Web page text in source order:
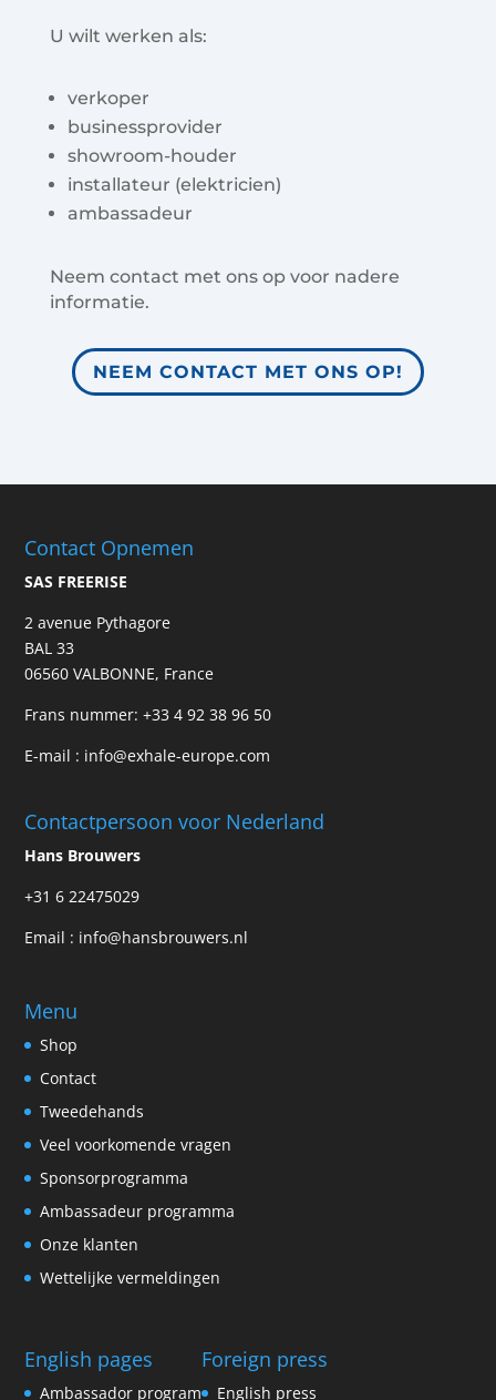
U wilt werken als:
verkoper
businessprovider
showroom-houder
installateur (elektricien)
ambassadeur
Neem contact met ons op voor nadere
informatie.
NEEM CONTACT MET ONS OP!
Contact Opnemen
SAS FREERISE
2 avenue Pythagore
BAL 33
06560 VALBONNE, France
Frans nummer:+33 4 92 38 96 50
E-mail : info@exhale-europe.com
Contactpersoon voor Nederland
Hans Brouwers
+31 6 22475029
Email : info@hansbrouwers.nl
Menu
Shop
Contact
Tweedehands
Veel voorkomende vragen
Sponsorprogramma
Ambassadeur programma
Onze klanten
Wettelijke vermeldingen
English pages
Ambassador program
Foreign press
English press